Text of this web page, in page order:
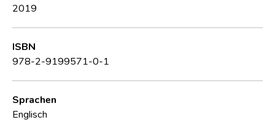
2019
ISBN
978-2-9199571-0-1
Sprachen
Englisch